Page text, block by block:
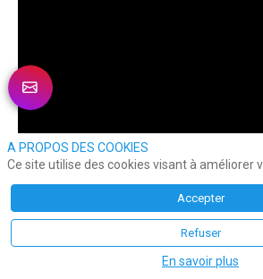
A PROPOS DES COOKIES
Ce site utilise des cookies visant à améliorer
Accepter
Refuser
En savoir plus